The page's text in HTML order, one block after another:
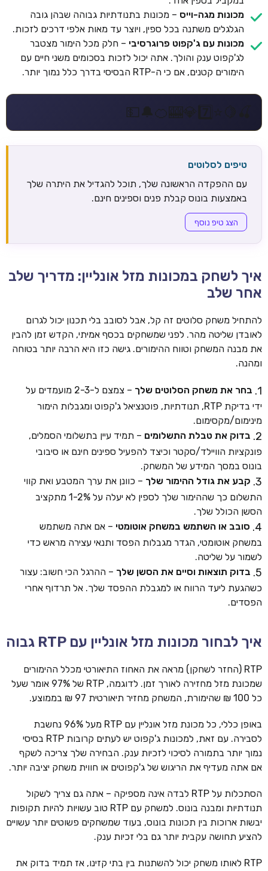
מכונות מגה-וייס – מכונות בתנודתיות גבוהה שבהן גובה
הגלגלים משתנה בכל ספין, ויוצר עד מאות אלפי דרכים לזכות.
מכונות עם ג'קפוט פרוגרסיבי – חלק מכל הימור מצטבר
לג'קפוט ענק והולך. אתה יכול לזכות בסכומים משני חיים עם
הימורים קטנים, אם כי ה-RTP הבסיסי בדרך כלל נמוך יותר.
7️⃣
💎
🎰
🍊
🔔
💵
טיפים לסלוטים
עם ההפקדה הראשונה שלך, תוכל להגדיל את היתרה שלך
באמצעות בונוס קבלת פנים וספינים חינם.
הצג טיפ נוסף
איך לשחק במכונות מזל אונליין: מדריך שלב
אחר שלב
להתחיל משחק סלוטים זה קל, אבל לסובב בלי תכנון יכול לגרום
לאובדן שליטה מהר. לפני שמשחקים בכסף אמיתי, הקדש זמן להבין
את מבנה המשחק וטווח ההימורים. גישה כזו היא הרבה יותר בטוחה
ומהנה.
בחר את משחק הסלוטים שלך
– צמצם ל-2-3 מועמדים על
ידי בדיקת RTP, תנודתיות, פוטנציאל ג'קפוט ומגבלות הימור
מינימום/מקסימום.
בדוק את טבלת התשלומים – תמיד עיין בתשלומי הסמלים,
פונקציות הוויילד/סקטר וכיצד להפעיל ספינים חינם או סיבובי
בונוס במסך המידע של המשחק.
קבע את גודל ההימור שלך – כוונן את ערך המטבע ואת קווי
התשלום כך שההימור שלך לספין לא יעלה על 1-2% מתקציב
הסשן הכולל שלך.
סובב או השתמש במשחק אוטומטי – אם אתה משתמש
במשחק אוטומטי, הגדר מגבלות הפסד ותנאי עצירה מראש כדי
לשמור על שליטה.
בדוק תוצאות וסיים את הסשן שלך – ההרגל הכי חשוב: עצור
כשהגעת ליעד הרווח או למגבלת ההפסד שלך. אל תרדוף אחרי
הפסדים.
איך לבחור מכונות מזל אונליין עם RTP גבוה
RTP (החזר לשחקן) מראה את האחוז התיאורטי מכלל ההימורים
שמכונת מזל מחזירה לאורך זמן. לדוגמה, RTP של 97% אומר שעל
כל 100 ₪ שהימורת, המשחק מחזיר תיאורטית 97 ₪ בממוצע.
באופן כללי, כל מכונת מזל אונליין עם RTP מעל 96% נחשבת
לסבירה. עם זאת, למכונות ג'קפוט יש לעתים קרובות RTP בסיסי
נמוך יותר בתמורה לסיכוי לזכיות ענק. הבחירה שלך צריכה לשקף
אם אתה מעדיף את הריגוש של ג'קפוטים או חווית משחק יציבה יותר.
הסתכלות על RTP לבדה אינה מספיקה – אתה גם צריך לשקול
תנודתיות ומבנה בונוס. למשחק עם RTP טוב עשויות להיות תקופות
יבשות ארוכות בין תכונות בונוס, בעוד שמשחקים פשוטים יותר עשויים
להציע תחושה עקבית יותר גם בלי זכיות ענק.
RTP לאותו משחק יכול להשתנות בין בתי קזינו, אז תמיד בדוק את